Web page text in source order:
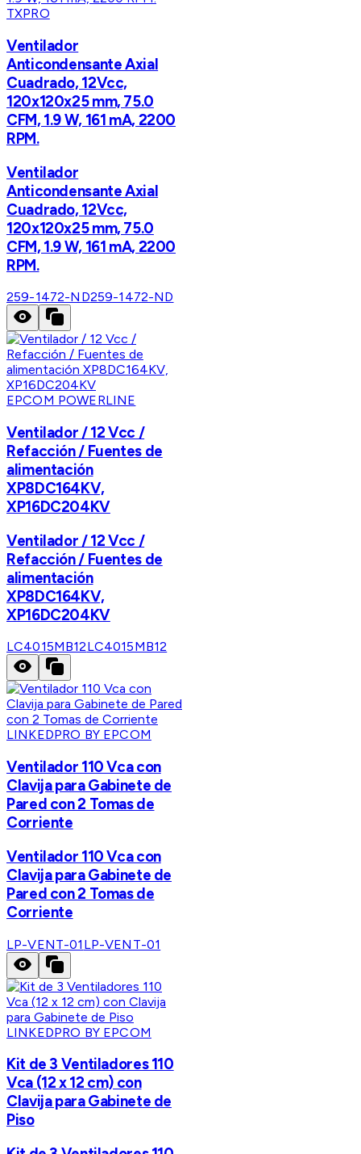
TXPRO
Ventilador
Anticondensante Axial
Cuadrado, 12Vcc,
120x120x25 mm, 75.0
CFM, 1.9 W, 161 mA, 2200
RPM.
Ventilador
Anticondensante Axial
Cuadrado, 12Vcc,
120x120x25 mm, 75.0
CFM, 1.9 W, 161 mA, 2200
RPM.
259-1472-ND259-1472-ND
EPCOM POWERLINE
Ventilador / 12 Vcc /
Refacción / Fuentes de
alimentación
XP8DC164KV,
XP16DC204KV
Ventilador / 12 Vcc /
Refacción / Fuentes de
alimentación
XP8DC164KV,
XP16DC204KV
LC4015MB12LC4015MB12
LINKEDPRO BY EPCOM
Ventilador 110 Vca con
Clavija para Gabinete de
Pared con 2 Tomas de
Corriente
Ventilador 110 Vca con
Clavija para Gabinete de
Pared con 2 Tomas de
Corriente
LP-VENT-01 LP-VENT-01
LINKEDPRO BY EPCOM
Kit de 3 Ventiladores 110
Vca (12 x 12 cm) con
Clavija para Gabinete de
Piso